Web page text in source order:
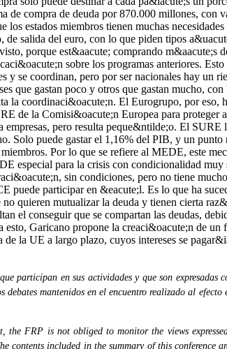
participan en sus actividades y que son expresadas
mantenidos en el encuentro realizado al
the FRP is not obliged to monitor the views
included in the summary of this conference